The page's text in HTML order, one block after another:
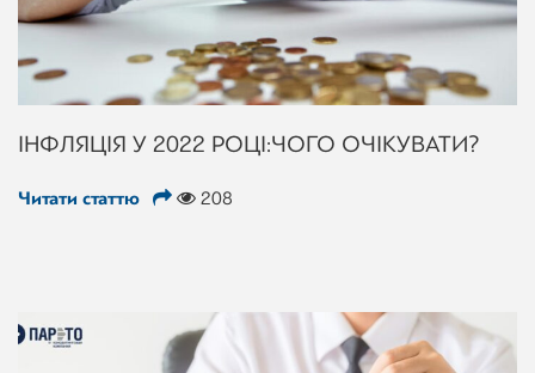
ІНФЛЯЦІЯ У 2022 РОЦІ: ЧОГО ОЧІКУВАТИ?
Читати статтю 208